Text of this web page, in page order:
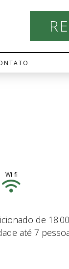
Wi-fi
de
até 7